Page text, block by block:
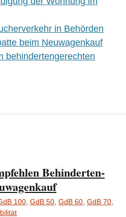
in Behörden
beim Neuwagenkauf
behindertengerechten
Nachteilsausgleiche bei
Behinderten-
100 GdB 50 GdB 60 GdB 70